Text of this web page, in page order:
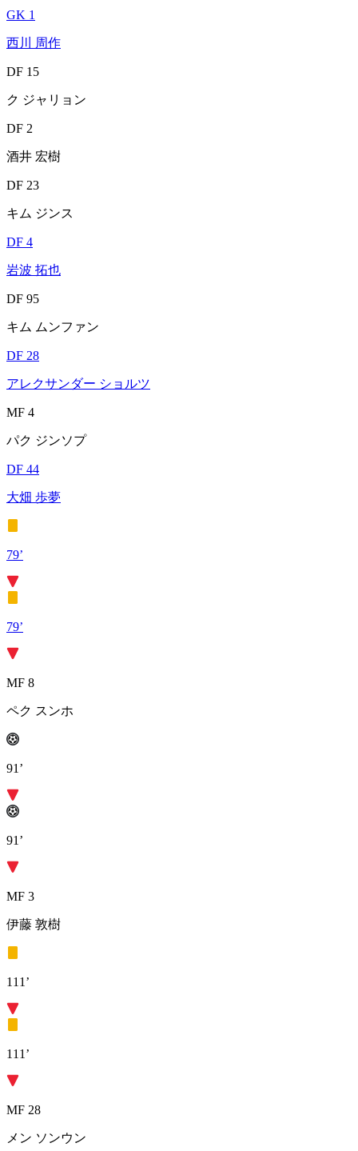
GK 1
西川 周作
DF 15
ク ジャリョン
DF 2
酒井 宏樹
DF 23
キム ジンス
DF 4
岩波 拓也
DF 95
キム ムンファン
DF 28
アレクサンダー ショルツ
MF 4
パク ジンソプ
DF 44
大畑 歩夢
79’
79’
MF 8
ペク スンホ
91’
91’
MF 3
伊藤 敦樹
111’
111’
MF 28
メン ソンウン